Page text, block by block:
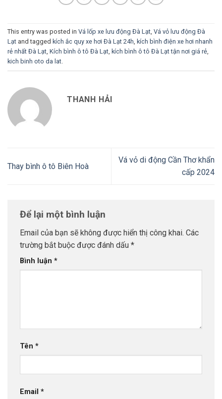
This entry was posted in Vá lốp xe lưu động Đà Lạt, Vá vỏ lưu động Đà
Lạt and tagged kích ắc quy xe hơi Đà Lạt 24h, kích bình điện xe hơi nhanh
rẻ nhất Đà Lạt, Kích bình ô tô Đà Lạt, kích bình ô tô Đà Lạt tận nơi giá rẻ,
kich binh oto da lat.
THANH HẢI
Thay bình ô tô Biên Hoà
Vá vỏ di động Cần Thơ khẩn
cấp 2024
Để lại một bình luận
Email của bạn sẽ không được hiển thị công khai. Các
trường bắt buộc được đánh dấu *
Bình luận *
Tên *
Email *